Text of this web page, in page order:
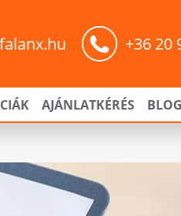
+36 20
AJÁNLATKÉRÉS BLOG